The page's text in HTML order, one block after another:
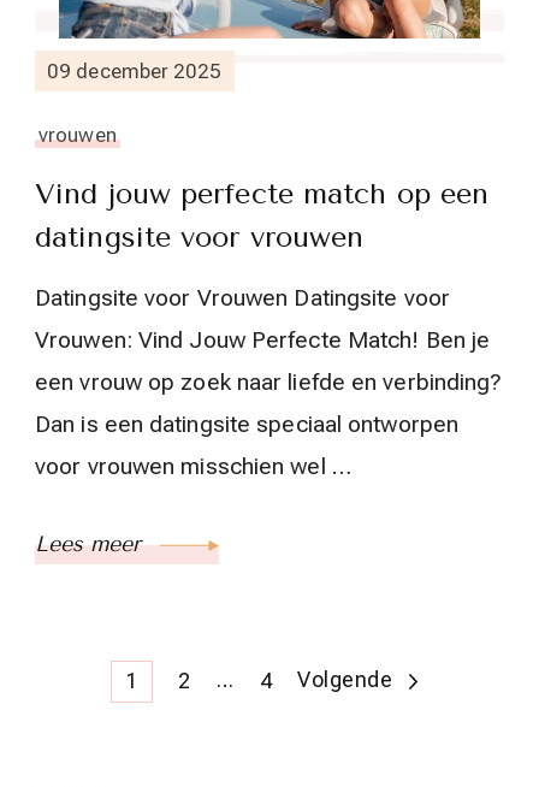
09 december 2025
vrouwen
Vind jouw perfecte match op een
datingsite voor vrouwen
Datingsite voor Vrouwen Datingsite voor
Vrouwen: Vind Jouw Perfecte Match! Ben je
een vrouw op zoek naar liefde en verbinding?
Dan is een datingsite speciaal ontworpen
voor vrouwen misschien wel …
Lees meer
Berichtnavigatie
Pagina
1 Pagina
2 … Pagina
4 Volgende